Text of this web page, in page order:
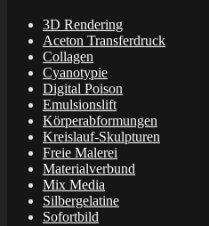
3D Rendering
Aceton Transferdruck
Collagen
Cyanotypie
Digital Poison
Emulsionslift
Körperabformungen
Kreislauf-Skulpturen
Freie Malerei
Materialverbund
Mix Media
Silbergelatine
Sofortbild